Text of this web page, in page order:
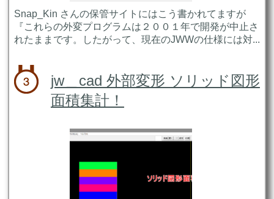
Snap_Kin さんの保管サイトにはこう書かれてますが
『これらの外変プログラムは２００１年で開発が中止さ
れたままです。したがって、現在のJWWの仕様には対...
jw＿cad 外部変形 ソリッド図形
面積集計！